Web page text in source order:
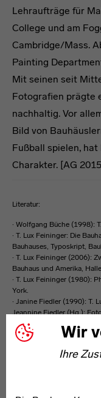
Wir
Ihre
Lehraufträge für
College und am
Cambridge/Mass.
Painting
Mit seinen seit
Fotografien prägte
nachhaltig. Vor
Bild von
Fußball spielen,
Charakter. [AG
Literatur:
· Wolfgang Büche (1998):
· T. Lux Feininger: Die
Bauhauses, Typoskript,
· T. Lux Feininger (2006):
Bauhaus und Amerika,
· T. Lux Feininger (1980):
York.
· Janine Fiedler (1990): T.
Jeannine Fiedler (Hg.):
· Ulrich Luckhardt (2010):
Geburtstag, Kiel.
Ostfildern-Ruit.